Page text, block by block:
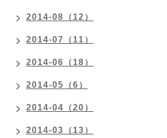
2014-08（12）
2014-07（11）
2014-06（18）
2014-05（6）
2014-04（20）
2014-03（13）